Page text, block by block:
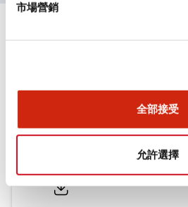
市場營銷
全部接受
允許選擇
文件和檔案
型錄和宣傳手冊 CAD檔 認證與標準
ø25/30 系列 CS型 凸輪開關